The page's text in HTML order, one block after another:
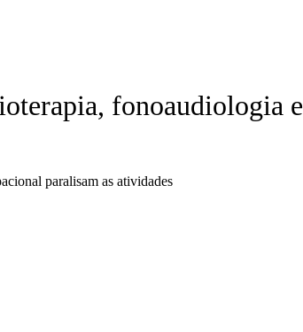
fonoaudiologia e
paralisam as atividades